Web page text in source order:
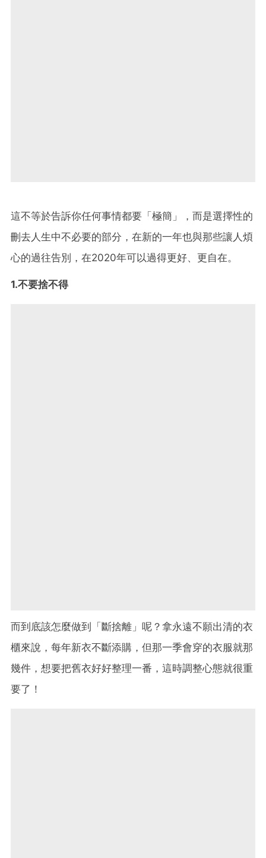
這不等於告訴你任何事情都要「極簡」，而是選擇性的
刪去人生中不必要的部分，在新的一年也與那些讓人煩
心的過往告別，在2020年可以過得更好、更自在。
1.不要捨不得
而到底該怎麼做到「斷捨離」呢？拿永遠不願出清的衣
櫃來說，每年新衣不斷添購，但那一季會穿的衣服就那
幾件，想要把舊衣好好整理一番，這時調整心態就很重
要了！